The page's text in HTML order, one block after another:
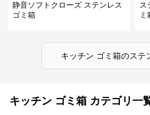
静音ソフトクローズ ステンレス
ゴミ箱
ス
ミ
キッチン ゴミ箱のステ
キッチン ゴミ箱 カテゴリ一